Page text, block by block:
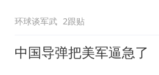
环球谈军武 2跟贴
中国导弹把美军逼急了